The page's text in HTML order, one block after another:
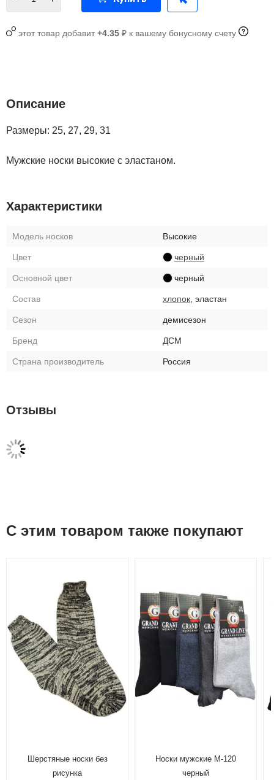
этот товар добавит+4.35 ₽ к вашему бонусному счету
Описание
Размеры: 25, 27, 29, 31
Мужские носки высокие с эластаном.
Характеристики
Модель носков Высокие
Цвет черный
Основной цвет черный
Состав хлопок , эластан
Сезон демисезон
Бренд ДСМ
Страна производитель Россия
Отзывы
С этим товаром также покупают
Шерстяные носки без
рисунка
Носки мужские М-120
черный